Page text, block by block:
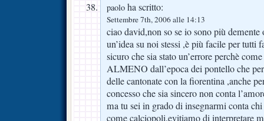
paolo ha scritto:
Settembre 7th, 2006 alle 14:13
ciao david,non so se io sono più
un’idea su noi stessi ,è più facile per tutti
sicuro che sia stato un’errore perchè
ALMENO dall’epoca dei pontello che
delle cantonate con la fiorentina ,anche
concesso che sia sincero non conta
ma tu sei in grado di insegnarmi conta
come calciopoli,evitiamo di interpretare